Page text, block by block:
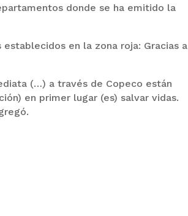
donde se ha emitido la
en la zona roja: Gracias a
(…) a través de Copeco están
en primer lugar (es) salvar vidas.